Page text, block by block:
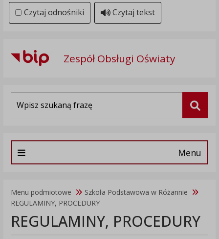
Czytaj odnośniki Czytaj tekst
Zespół Obsługi Oświaty
Menu
Menu podmiotowe
Szkoła Podstawowa w Różannie
REGULAMINY, PROCEDURY
REGULAMINY, PROCEDURY